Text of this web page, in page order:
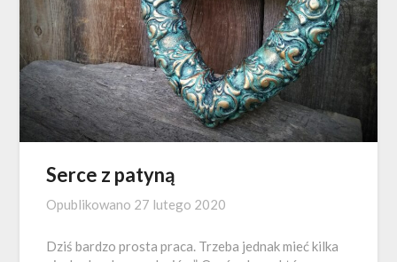
Serce z patyną
Opublikowano 27 lutego 2020
Dziś bardzo prosta praca. Trzeba jednak mieć kilka